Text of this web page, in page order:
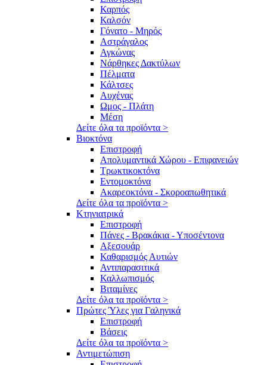
Καρπός
Καλσόν
Γόνατο - Μηρός
Αστράγαλος
Αγκώνας
Νάρθηκες Δακτύλων
Πέλματα
Κάλτσες
Αυχένας
Ωμος - Πλάτη
Μέση
Δείτε όλα τα προϊόντα >
Βιοκτόνα
Επιστροφή
Απολυμαντικά Χώρου - Επιφανειών
Τρωκτικοκτόνα
Εντομοκτόνα
Ακαρεοκτόνα - Σκοροαπωθητικά
Δείτε όλα τα προϊόντα >
Κτηνιατρικά
Επιστροφή
Πάνες - Βρακάκια - Υποσέντονα
Αξεσουάρ
Καθαρισμός Αυτιών
Αντιπαρασιτικά
Καλλωπισμός
Βιταμίνες
Δείτε όλα τα προϊόντα >
Πρώτες Ύλες για Γαληνικά
Επιστροφή
Βάσεις
Δείτε όλα τα προϊόντα >
Αντιμετώπιση